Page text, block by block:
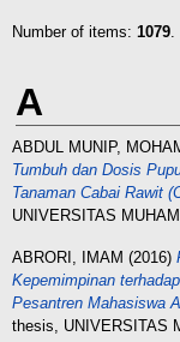
Number of items: 1079.
A
ABDUL MUNIP,
Tumbuh dan Dosis
Tanaman Cabai Rawit
UNIVERSITAS
ABRORI, IMAM (2016)
Kepemimpinan
Pesantren Mahasiswa
thesis, UNIVERSITAS